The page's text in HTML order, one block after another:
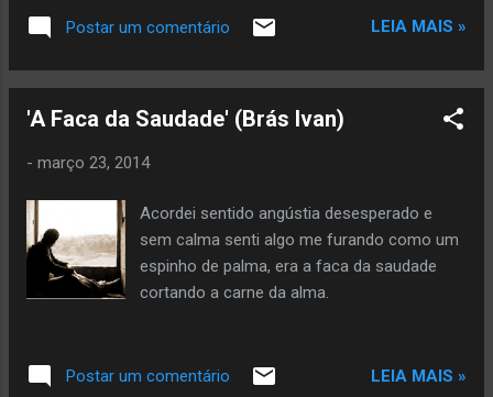
sem pressa, sem plano, só porque ouviu o sussurro da terra
dizendo: “vai”. Copyright © 2026 by Glória Vara All rights
Postar um comentário LEIA MAIS »
'A Faca da Saudade' (Brás Ivan)
- março 23, 2014
Acordei sentido angústia desesperado e
sem calma senti algo me furando como um
espinho de palma, era a faca da saudade
cortando a carne da alma.
Postar um comentário LEIA MAIS »